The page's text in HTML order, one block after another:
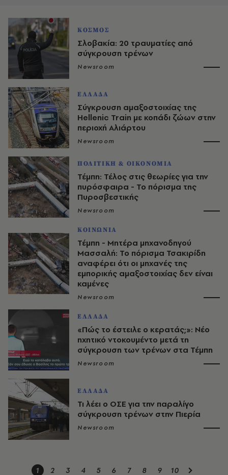
ΚΟΣΜΟΣ
Σλοβακία: 20 τραυματίες από
σύγκρουση τρένων
Newsroom
ΕΛΛΑΔΑ
Σύγκρουση αμαξοστοιχίας της
Hellenic Train με κοπάδι ζώων στην
περιοχή Αλιάρτου
Newsroom
ΠΟΛΙΤΙΚΗ & ΟΙΚΟΝΟΜΙΑ
Τέμπη: Τέλος στις θεωρίες για την
πυρόσφαιρα - Το πόρισμα της
Πυροσβεστικής
Newsroom
ΚΟΙΝΩΝΙΑ
Τέμπη - Μητέρα μηχανοδηγού
Μασσαλή: Το πόρισμα Τσακιρίδη
αναφέρει ότι οι μηχανές της
εμπορικής αμαξοστοιχίας δεν είναι
καμένες
Newsroom
ΕΛΛΑΔΑ
«Πώς το έστειλε ο κερατάς;»: Νέο
ηχητικό ντοκουμέντο μετά τη
σύγκρουση των τρένων στα Τέμπη
Newsroom
ΕΛΛΑΔΑ
Τι λέει ο ΟΣΕ για την παραλίγο
σύγκρουση τρένων στην Πιερία
Newsroom
1 2 3 4 5 6 7 8 9 10